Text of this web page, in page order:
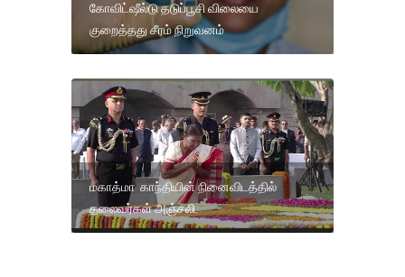
கோவிட்ஷீல்டு தடுப்பூசி விலையை
குறைத்தது சீரம் நிறுவனம்
மகாத்மா காந்தியின் நினைவிடத்தில்
தலைவர்கள் அஞ்சலி.